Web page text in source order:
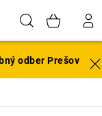
Hľadať
odber Prešov